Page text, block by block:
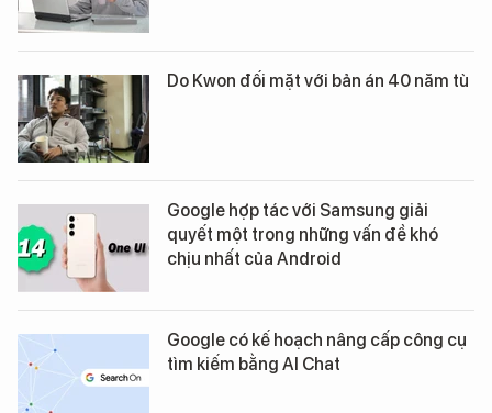
Do Kwon đối mặt với bản án 40 năm tù
Google hợp tác với Samsung giải
quyết một trong những vấn đề khó
chịu nhất của Android
Google có kế hoạch nâng cấp công cụ
tìm kiếm bằng AI Chat